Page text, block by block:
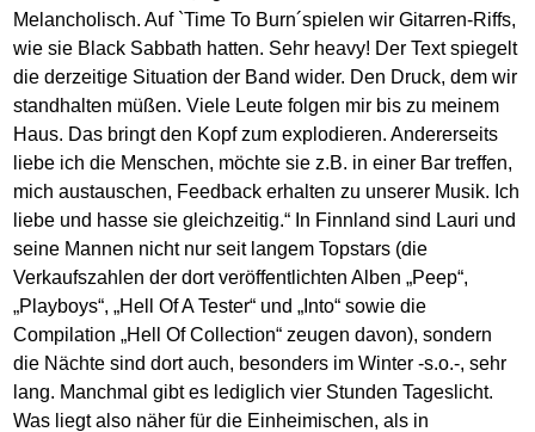
Melancholisch. Auf `Time To Burn´spielen wir Gitarren-Riffs,
wie sie Black Sabbath hatten. Sehr heavy! Der Text spiegelt
die derzeitige Situation der Band wider. Den Druck, dem wir
standhalten müßen. Viele Leute folgen mir bis zu meinem
Haus. Das bringt den Kopf zum explodieren. Andererseits
liebe ich die Menschen, möchte sie z.B. in einer Bar treffen,
mich austauschen, Feedback erhalten zu unserer Musik. Ich
liebe und hasse sie gleichzeitig.“ In Finnland sind Lauri und
seine Mannen nicht nur seit langem Topstars (die
Verkaufszahlen der dort veröffentlichten Alben „Peep“,
„Playboys“, „Hell Of A Tester“ und „Into“ sowie die
Compilation „Hell Of Collection“ zeugen davon), sondern
die Nächte sind dort auch, besonders im Winter -s.o.-, sehr
lang. Manchmal gibt es lediglich vier Stunden Tageslicht.
Was liegt also näher für die Einheimischen, als in